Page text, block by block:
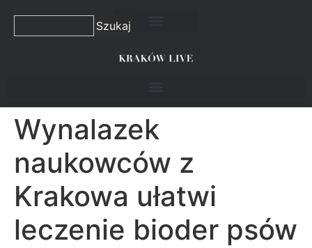
Szukaj
Wynalazek
naukowców z
Krakowa ułatwi
leczenie bioder psów